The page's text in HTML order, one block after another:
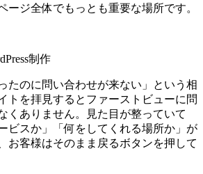
ージ全体でもっとも重要な場所です。
制作
たのに問い合わせが来ない」という相
トを拝見するとファーストビューに問
くありません。見た目が整っていて
ビスか」「何をしてくれる場所か」が
お客様はそのまま戻るボタンを押して